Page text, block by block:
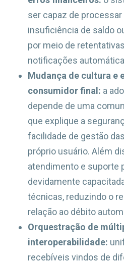
ser capaz de
insuficiência de saldo
por meio de
notificações
Mudança de cultura e
consumidor final: a
depende de uma
que explique a
facilidade de gestão
próprio usuário. Além
atendimento e suporte
devidamente
técnicas, reduzindo o
relação ao débito
Orquestração de
interoperabilidade:
recebíveis vindos de